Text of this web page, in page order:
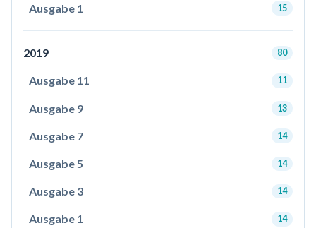
Ausgabe 1 15
2019 80
Ausgabe 11 11
Ausgabe 9 13
Ausgabe 7 14
Ausgabe 5 14
Ausgabe 3 14
Ausgabe 1 14